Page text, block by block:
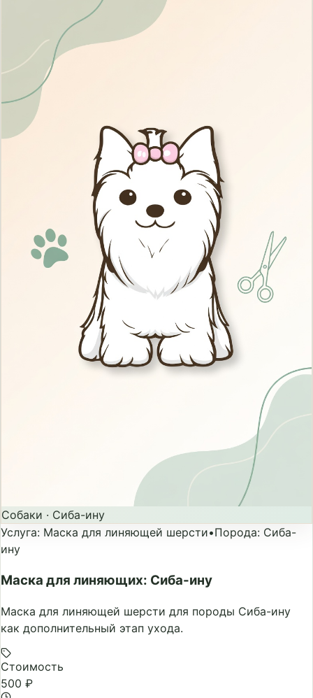
Собаки · Сиба-ину
Услуга: Маска для линяющей шерсти•Порода: Сиба-
ину
Маска для линяющих: Сиба-ину
Маска для линяющей шерсти для породы Сиба-ину
как дополнительный этап ухода.
Стоимость
500 ₽